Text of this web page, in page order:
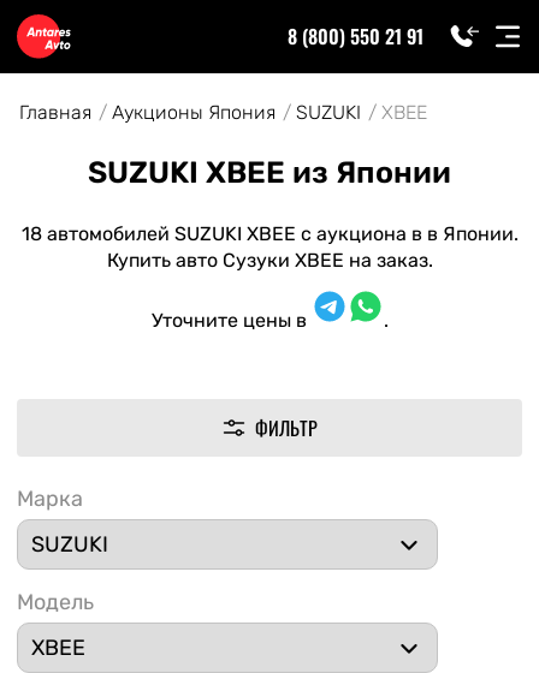
8 (800) 550 21 91
Главная Аукционы Япония SUZUKI XBEE
SUZUKI XBEE из Японии
18 автомобилей SUZUKI XBEE с аукциона в в Японии.
Купить авто Сузуки XBEE на заказ.
Уточните цены в .
ФИЛЬТР
Марка
Модель